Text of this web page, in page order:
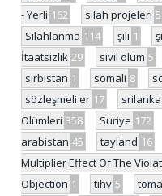
- Yerli 162 silah projeleri 5
Silahlanma 114 şili 1
İtaatsizlik 29 sivil ölüm 5
sırbistan 1 somali 8
sözleşmeli er 17 srilanka
Ölümleri 358 Suriye 172
arabistan 45 tayland 16
Multiplier Effect Of The
Objection 1 tihv 5 toma